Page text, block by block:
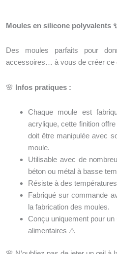
Moules en silicone polyvalents
Des moules parfaits pour
accessoires… à vous de créer ce
🌸 Infos pratiques :
Chaque moule est
acrylique, cette finition
doit être manipulée avec
moule.
Utilisable avec de
béton ou métal à basse
Résiste à des températures
Fabriqué sur commande
la fabrication des moules.
Conçu uniquement pour
alimentaires ⚠️